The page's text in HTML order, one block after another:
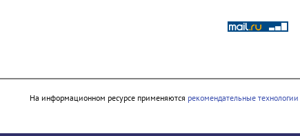
На информационном ресурсе применяются рекомендательные технологии